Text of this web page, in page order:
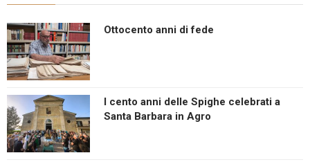
Ottocento anni di fede
I cento anni delle Spighe celebrati a
Santa Barbara in Agro